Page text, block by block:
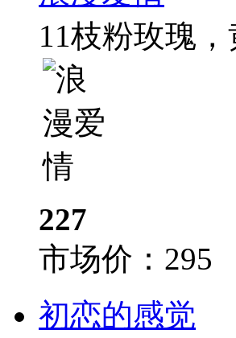
11枝粉玫瑰
227
市场价： 295
初恋的感觉